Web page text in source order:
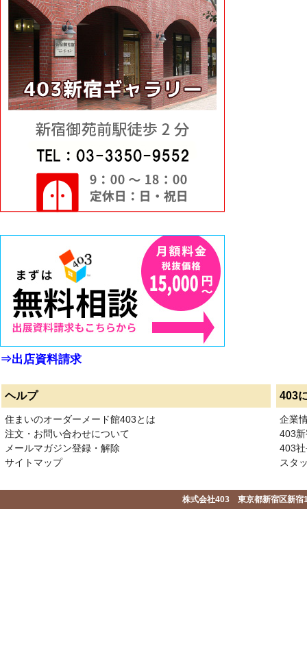
⇒出店資料請求
ヘルプ 403
住まいのオーダーメード館403とは
注文・お問い合わせについて
メールマガジン登録・解除
サイトマップ
企業
403
403
スタ
株式会社403 東京都新宿区新